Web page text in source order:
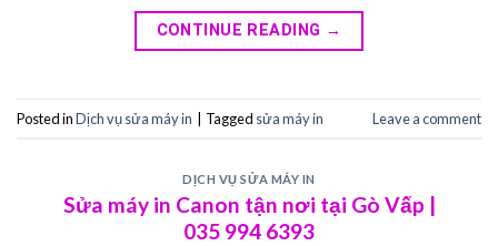
CONTINUE READING →
Posted inDịch vụ sửa máy in Tagged sửa máy in Leave a comment
DỊCH VỤ SỬA MÁY IN
Sửa máy in Canon tận nơi tại Gò Vấp |
035 994 6393